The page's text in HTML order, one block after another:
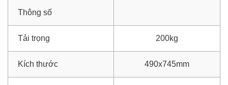
Thông số
Tải trọng 200kg
Kích thước 490x745mm